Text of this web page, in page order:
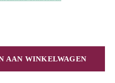
AAN WINKELWAGEN